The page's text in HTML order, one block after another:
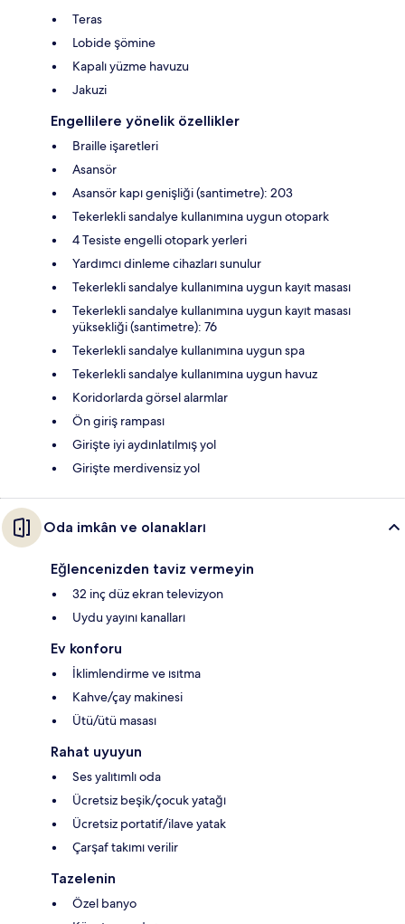
Teras
Lobide şömine
Kapalı yüzme havuzu
Jakuzi
Engellilere yönelik özellikler
Braille işaretleri
Asansör
Asansör kapı genişliği (santimetre): 203
Tekerlekli sandalye kullanımına uygun otopark
4 Tesiste engelli otopark yerleri
Yardımcı dinleme cihazları sunulur
Tekerlekli sandalye kullanımına uygun kayıt masası
Tekerlekli sandalye kullanımına uygun kayıt masası
yüksekliği (santimetre): 76
Tekerlekli sandalye kullanımına uygun spa
Tekerlekli sandalye kullanımına uygun havuz
Koridorlarda görsel alarmlar
Ön giriş rampası
Girişte iyi aydınlatılmış yol
Girişte merdivensiz yol
Oda imkân ve olanakları
Eğlencenizden taviz vermeyin
32 inç düz ekran televizyon
Uydu yayını kanalları
Ev konforu
İklimlendirme ve ısıtma
Kahve/çay makinesi
Ütü/ütü masası
Rahat uyuyun
Ses yalıtımlı oda
Ücretsiz beşik/çocuk yatağı
Ücretsiz portatif/ilave yatak
Çarşaf takımı verilir
Tazelenin
Özel banyo